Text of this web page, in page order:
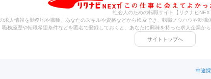
社会人のための転職サイト【リクナビNEXT
求人情報を勤務地や職種、あなたのスキルや資格などから検索でき、転職ノウハウや転職
職務経歴や転職希望条件などを匿名で登録しておくと、あなたに興味を持った求人企業か
サイトトップへ
中途